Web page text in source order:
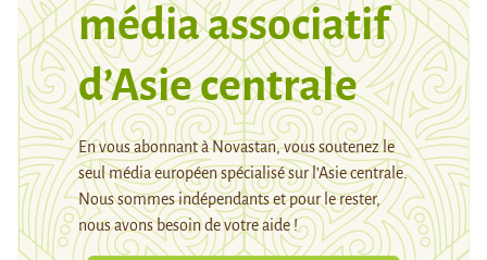
média associatif
d’Asie centrale
En vous abonnant à Novastan, vous soutenez le
seul média européen spécialisé sur l’Asie centrale.
Nous sommes indépendants et pour le rester,
nous avons besoin de votre aide !